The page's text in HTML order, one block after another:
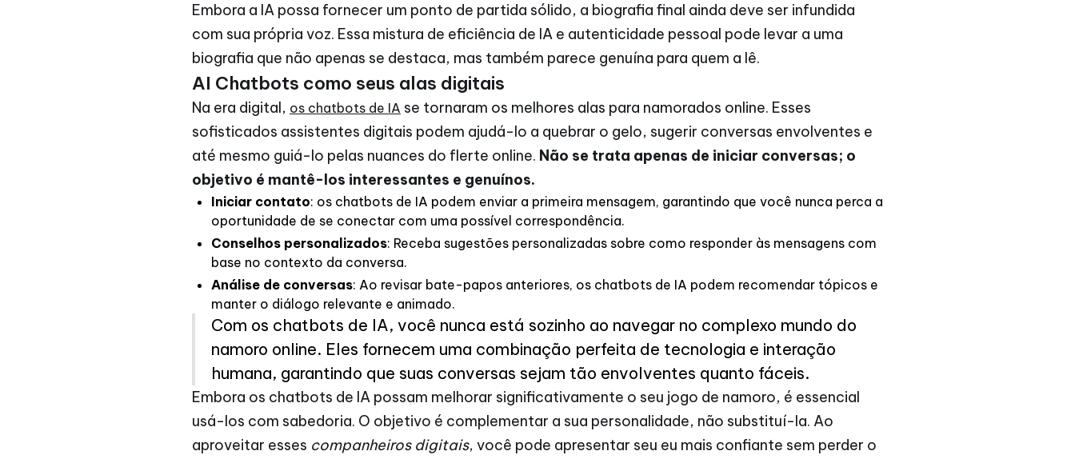
Embora a IA possa fornecer um ponto de partida sólido, a biografia final ainda deve ser infundida
com sua própria voz. Essa mistura de eficiência de IA e autenticidade pessoal pode levar a uma
biografia que não apenas se destaca, mas também parece genuína para quem a lê.
AI Chatbots como seus alas digitais
Na era digital, os chatbots de IA se tornaram os melhores alas para namorados online. Esses
sofisticados assistentes digitais podem ajudá-lo a quebrar o gelo, sugerir conversas envolventes e
até mesmo guiá-lo pelas nuances do flerte online. Não se trata apenas de iniciar conversas; o
objetivo é mantê-los interessantes e genuínos.
Iniciar contato: os chatbots de IA podem enviar a primeira mensagem, garantindo que você nunca perca a
oportunidade de se conectar com uma possível correspondência.
Conselhos personalizados: Receba sugestões personalizadas sobre como responder às mensagens com
base no contexto da conversa.
Análise de conversas: Ao revisar bate-papos anteriores, os chatbots de IA podem recomendar tópicos e
manter o diálogo relevante e animado.
Com os chatbots de IA, você nunca está sozinho ao navegar no complexo mundo do
namoro online. Eles fornecem uma combinação perfeita de tecnologia e interação
humana, garantindo que suas conversas sejam tão envolventes quanto fáceis.
Embora os chatbots de IA possam melhorar significativamente o seu jogo de namoro, é essencial
usá-los com sabedoria. O objetivo é complementar a sua personalidade, não substituí-la. Ao
aproveitar esses companheiros digitais, você pode apresentar seu eu mais confiante sem perder o